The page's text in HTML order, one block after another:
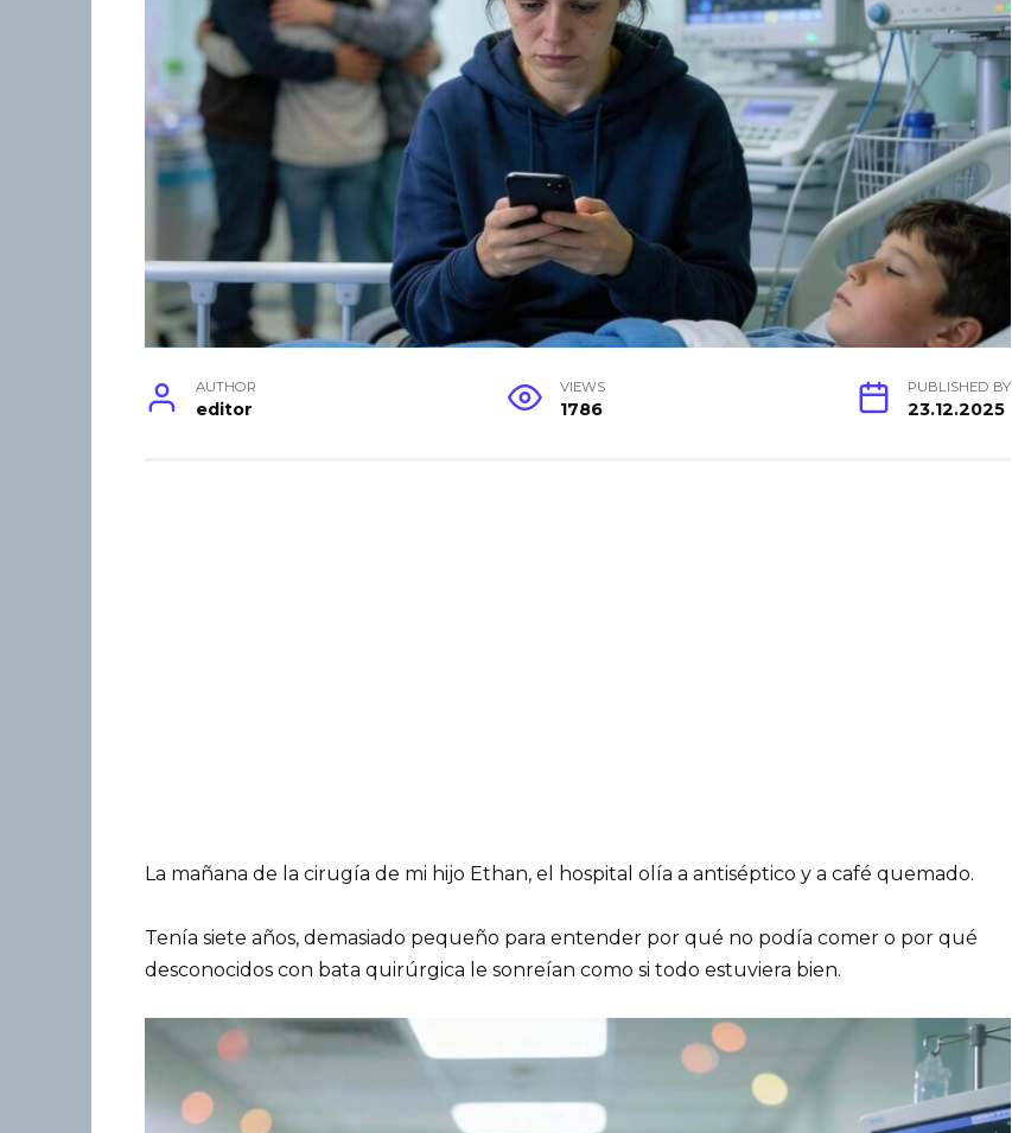
AUTHOR
editor
VIEWS
1786
PUBLISHED BY
23.12.2025
La mañana de la cirugía de mi hijo Ethan, el hospital olía a antiséptico y a café quemado.
Tenía siete años, demasiado pequeño para entender por qué no podía comer o por qué
desconocidos con bata quirúrgica le sonreían como si todo estuviera bien.